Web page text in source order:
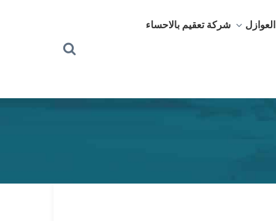
شركة تعقيم بالاحساء